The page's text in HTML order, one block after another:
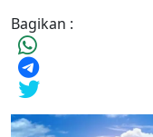
Bagikan :